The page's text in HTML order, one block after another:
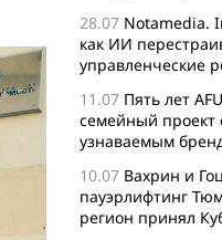
28.07 Notamedia.
как ИИ
управленческие
11.07 Пять лет
семейный проект
узнаваемым
10.07 Вахрин и
пауэрлифтинг
регион принял